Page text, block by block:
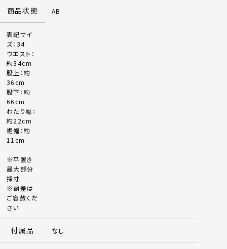
商品状態
AB
表記サイ
ズ：34
ウエスト：
約34cm
股上：約
36cm
股下：約
66cm
わたり幅：
約22cm
裾幅：約
11cm
※平置き
最大部分
採寸
※誤差は
ご容赦くだ
さい
付属品 なし